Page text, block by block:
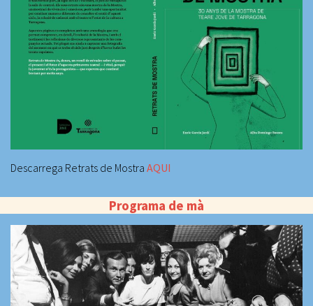
Descarrega Retrats de Mostra AQUI
Programa de mà